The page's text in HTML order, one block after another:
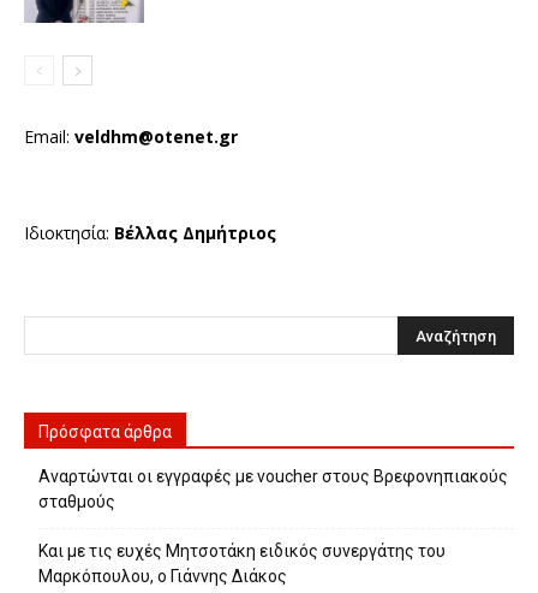
Email: veldhm@otenet.gr
Ιδιοκτησία: Βέλλας Δημήτριος
Πρόσφατα άρθρα
Αναρτώνται οι εγγραφές με voucher στους Βρεφονηπιακούς
σταθμούς
Και με τις ευχές Μητσοτάκη ειδικός συνεργάτης του
Μαρκόπουλου, ο Γιάννης Διάκος